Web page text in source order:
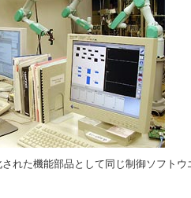
れた機能部品として同じ制御ソフトウ